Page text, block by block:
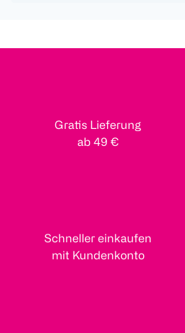
Gratis Lieferung
ab 49 €
Schneller einkaufen
mit Kundenkonto